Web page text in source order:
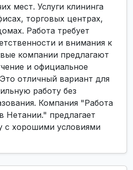
мест. Услуги клининга
торговых центрах,
Работа требует
и внимания к
компании предлагают
и официальное
отличный вариант для
работу без
Компания "Работа
Нетании." предлагает
с хорошими условиями